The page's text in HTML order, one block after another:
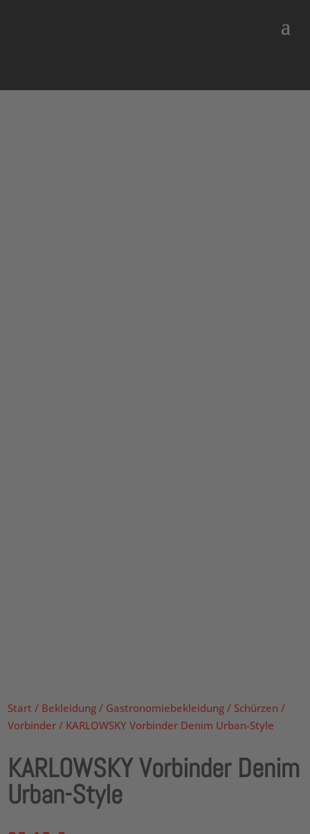
Start / Bekleidung / Gastronomiebekleidung / Schürzen /
Vorbinder / KARLOWSKY Vorbinder Denim Urban-Style
KARLOWSKY Vorbinder Denim
Urban-Style